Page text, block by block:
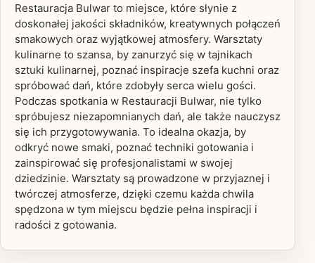
Restauracja Bulwar to miejsce, które słynie z
doskonałej jakości składników, kreatywnych połączeń
smakowych oraz wyjątkowej atmosfery. Warsztaty
kulinarne to szansa, by zanurzyć się w tajnikach
sztuki kulinarnej, poznać inspiracje szefa kuchni oraz
spróbować dań, które zdobyły serca wielu gości.
Podczas spotkania w Restauracji Bulwar, nie tylko
spróbujesz niezapomnianych dań, ale także nauczysz
się ich przygotowywania. To idealna okazja, by
odkryć nowe smaki, poznać techniki gotowania i
zainspirować się profesjonalistami w swojej
dziedzinie. Warsztaty są prowadzone w przyjaznej i
twórczej atmosferze, dzięki czemu każda chwila
spędzona w tym miejscu będzie pełna inspiracji i
radości z gotowania.